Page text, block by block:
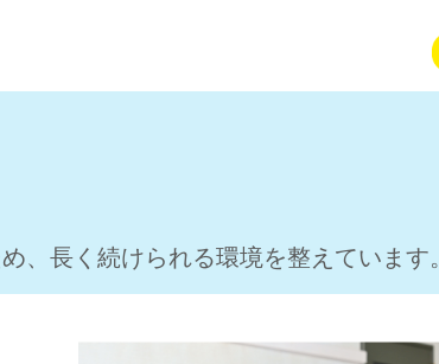
事業内容
、長く続けられる環境を整えています。